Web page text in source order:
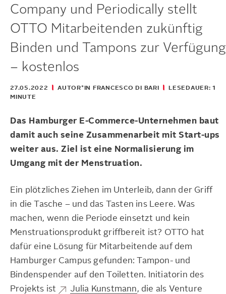
Company und Periodically stellt
OTTO Mitarbeitenden zukünftig
Binden und Tampons zur Verfügung
– kostenlos
27.05.2022 AUTOR*IN FRANCESCO DI BARI
LESEDAUER: 1
MINUTE
Das Hamburger E-Commerce-Unternehmen baut
damit auch seine Zusammenarbeit mit Start-ups
weiter aus. Ziel ist eine Normalisierung im
Umgang mit der Menstruation.
Ein plötzliches Ziehen im Unterleib, dann der Griff
in die Tasche – und das Tasten ins Leere. Was
machen, wenn die Periode einsetzt und kein
Menstruationsprodukt griffbereit ist? OTTO hat
dafür eine Lösung für Mitarbeitende auf dem
Hamburger Campus gefunden: Tampon- und
Bindenspender auf den Toiletten. Initiatorin des
Projekts ist
Julia Kunstmann, die als Venture